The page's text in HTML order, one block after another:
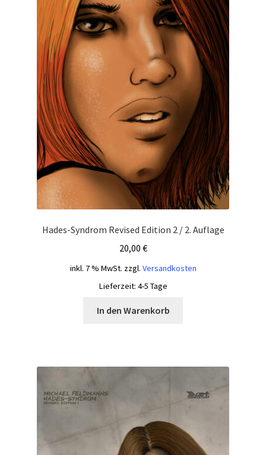
Hades-Syndrom Revised Edition 2 / 2. Auflage
20,00 €
inkl. 7 % MwSt. zzgl. Versandkosten
Lieferzeit: 4-5 Tage
In den Warenkorb